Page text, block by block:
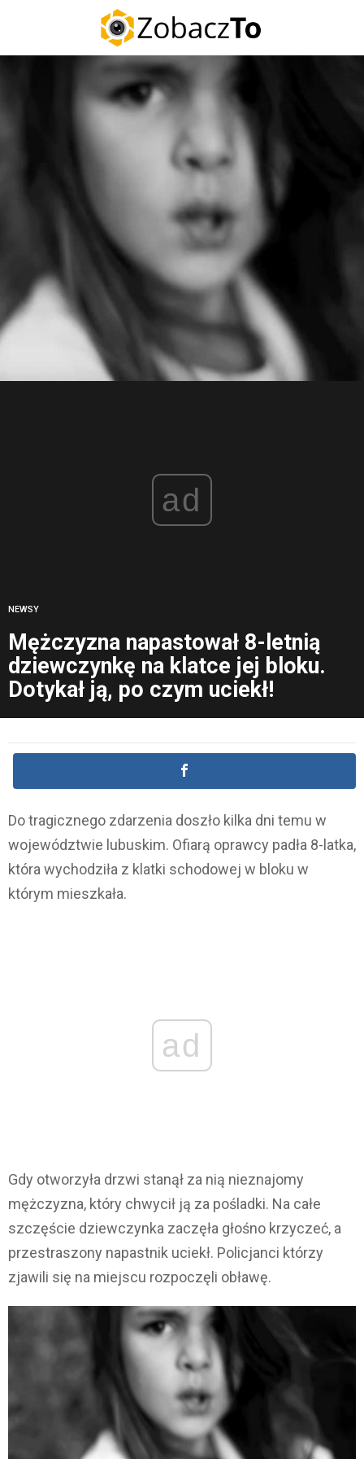
ad
NEWSY
Mężczyzna napastował 8-letnią
dziewczynkę na klatce jej bloku.
Dotykał ją, po czym uciekł!
Do tragicznego zdarzenia doszło kilka dni temu w
województwie lubuskim. Ofiarą oprawcy padła 8-latka,
która wychodziła z klatki schodowej w bloku w
którym mieszkała.
ad
Gdy otworzyła drzwi stanął za nią nieznajomy
mężczyzna, który chwycił ją za pośladki. Na całe
szczęście dziewczynka zaczęła głośno krzyczeć, a
przestraszony napastnik uciekł. Policjanci którzy
zjawili się na miejscu rozpoczęli obławę.